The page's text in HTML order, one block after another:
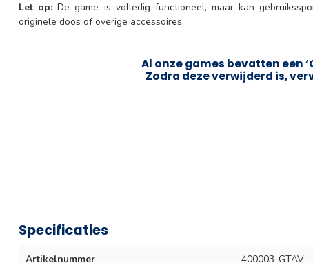
Let op: De game is volledig functioneel, maar kan
originele doos of overige accessoires.
Al onze games bevatten een
Zodra deze verwijderd is,
Specificaties
Artikelnummer 400003-GTAV